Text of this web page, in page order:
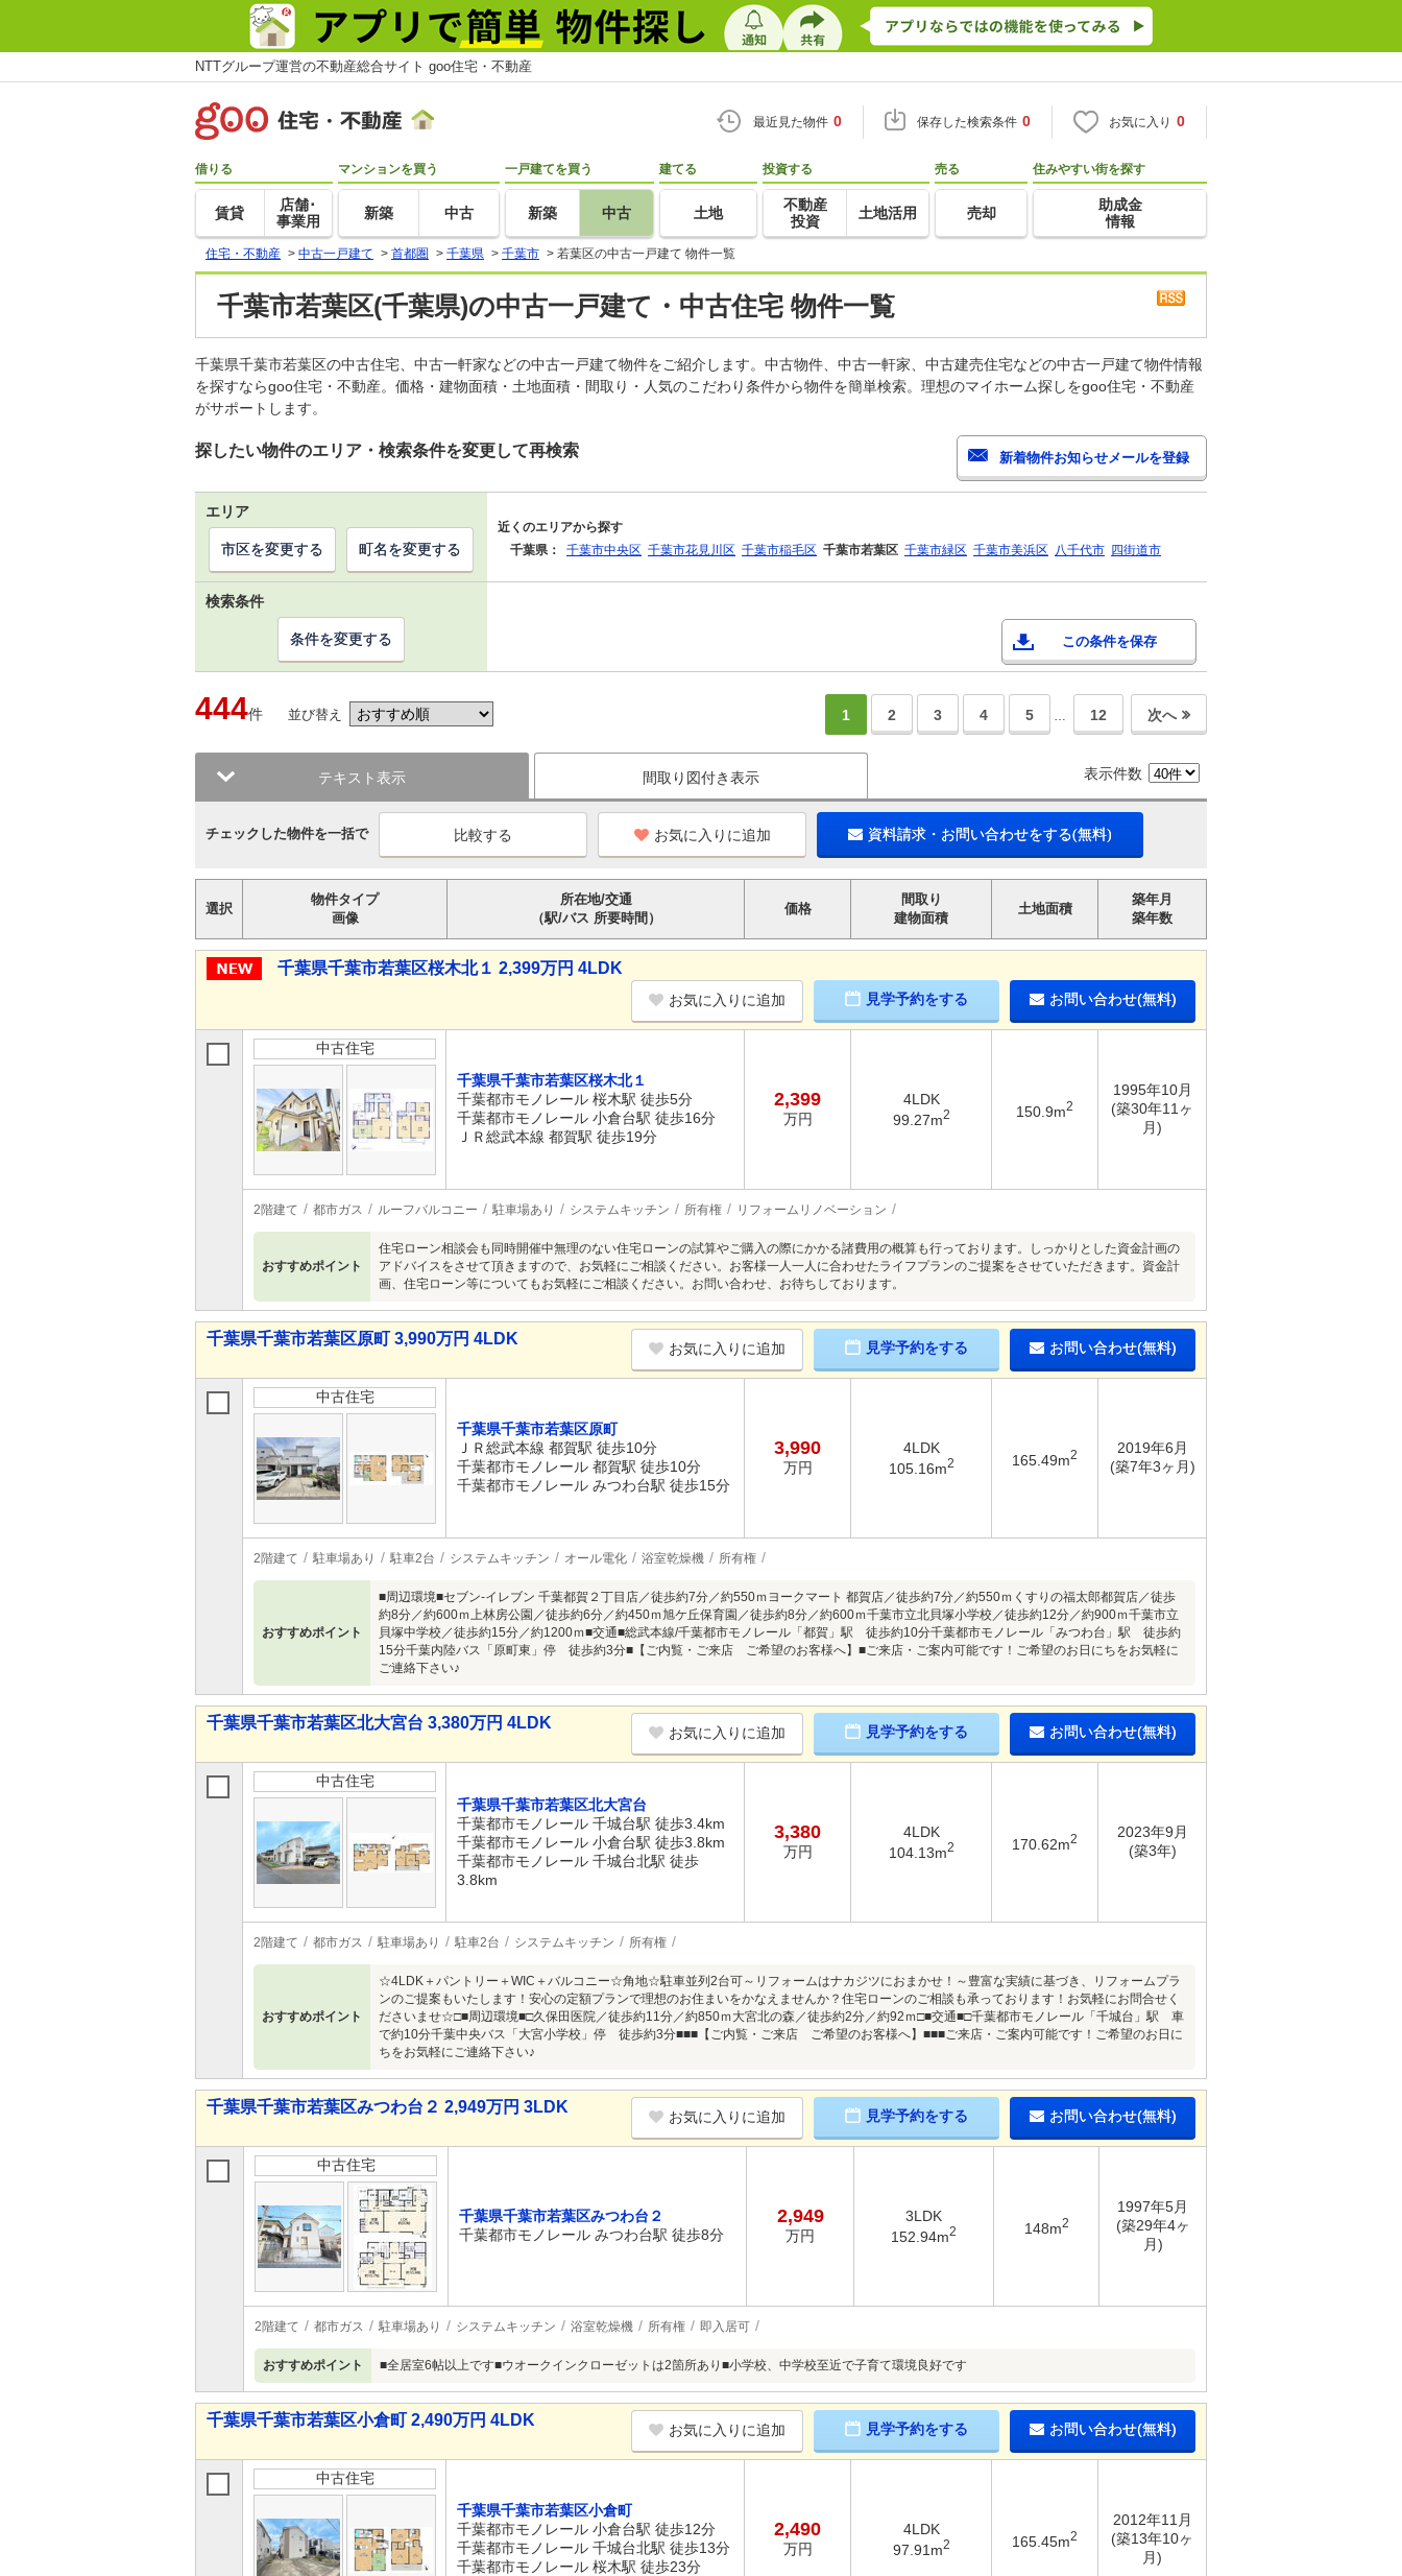
NTTグループ運営の不動産総合サイト goo住宅・不動産
最近見た物件 0 保存した検索条件 0 お気に入り 0
借りる
賃貸
店舗･
事業用
マンションを買う
新築 中古
一戸建てを買う
新築 中古
建てる
土地
投資する
不動産
投資
土地活用
売る
売却
住みやすい街を探す
助成金
情報
住宅・不動産 > 中古一戸建て > 首都圏 > 千葉県 > 千葉市 > 若葉区の中古一戸建て 物件一覧
千葉市若葉区(千葉県)の中古一戸建て・中古住宅 物件一覧
千葉県千葉市若葉区の中古住宅、中古一軒家などの中古一戸建て物件をご紹介します。中古物件、中古一軒家、中古建売住宅などの中古一戸建て物件情報
を探すならgoo住宅・不動産。価格・建物面積・土地面積・間取り・人気のこだわり条件から物件を簡単検索。理想のマイホーム探しをgoo住宅・不動産
がサポートします。
探したい物件のエリア・検索条件を変更して再検索
エリア
近くのエリアから探す
千葉県：
千葉市中央区 千葉市花見川区 千葉市稲毛区 千葉市若葉区 千葉市緑区 千葉市美浜区 八千代市 四街道市
市区を変更する 町名を変更する
検索条件
この条件を保存
条件を変更する
444件 並び替え 1 2 3 4 5 … 12 次へ
テキスト表示 間取り図付き表示 表示件数
チェックした物件を一括で お気に入りに追加 資料請求・お問い合わせをする(無料)
選択
物件タイプ
画像
所在地/交通
（駅/バス 所要時間）
価格
間取り
建物面積
土地面積
築年月
築年数
千葉県千葉市若葉区桜木北１ 2,399万円 4LDK
お気に入りに追加 見学予約をする お問い合わせ(無料)
中古住宅
千葉県千葉市若葉区桜木北１
千葉都市モノレール 桜木駅 徒歩5分
千葉都市モノレール 小倉台駅 徒歩16分
ＪＲ総武本線 都賀駅 徒歩19分
2,399
万円
4LDK
99.27m2 150.9m2
1995年10月
(築30年11ヶ
月)
2階建て 都市ガス ルーフバルコニー 駐車場あり システムキッチン 所有権 リフォームリノベーション
おすすめポイント
住宅ローン相談会も同時開催中無理のない住宅ローンの試算やご購入の際にかかる諸費用の概算も行っております。しっかりとした資金計画の
アドバイスをさせて頂きますので、お気軽にご相談ください。お客様一人一人に合わせたライフプランのご提案をさせていただきます。資金計
画、住宅ローン等についてもお気軽にご相談ください。お問い合わせ、お待ちしております。
千葉県千葉市若葉区原町 3,990万円 4LDK
お気に入りに追加 見学予約をする お問い合わせ(無料)
中古住宅
千葉県千葉市若葉区原町
ＪＲ総武本線 都賀駅 徒歩10分
千葉都市モノレール 都賀駅 徒歩10分
千葉都市モノレール みつわ台駅 徒歩15分
3,990
万円
4LDK
105.16m2 165.49m2
2019年6月
(築7年3ヶ月)
2階建て 駐車場あり 駐車2台 システムキッチン オール電化 浴室乾燥機 所有権
おすすめポイント
■周辺環境■セブン-イレブン 千葉都賀２丁目店／徒歩約7分／約550ｍヨークマート 都賀店／徒歩約7分／約550ｍくすりの福太郎都賀店／徒歩
約8分／約600ｍ上林房公園／徒歩約6分／約450ｍ旭ケ丘保育園／徒歩約8分／約600ｍ千葉市立北貝塚小学校／徒歩約12分／約900ｍ千葉市立
貝塚中学校／徒歩約15分／約1200ｍ■交通■総武本線/千葉都市モノレール「都賀」駅 徒歩約10分千葉都市モノレール「みつわ台」駅 徒歩約
15分千葉内陸バス「原町東」停 徒歩約3分■【ご内覧・ご来店 ご希望のお客様へ】■ご来店・ご案内可能です！ご希望のお日にちをお気軽に
ご連絡下さい♪
千葉県千葉市若葉区北大宮台 3,380万円 4LDK
お気に入りに追加 見学予約をする お問い合わせ(無料)
中古住宅
千葉県千葉市若葉区北大宮台
千葉都市モノレール 千城台駅 徒歩3.4km
千葉都市モノレール 小倉台駅 徒歩3.8km
千葉都市モノレール 千城台北駅 徒歩
3.8km
3,380
万円
4LDK
104.13m2 170.62m2
2023年9月
(築3年)
2階建て 都市ガス 駐車場あり 駐車2台 システムキッチン 所有権
おすすめポイント
☆4LDK＋パントリー＋WIC＋バルコニー☆角地☆駐車並列2台可～リフォームはナカジツにおまかせ！～豊富な実績に基づき、リフォームプラ
ンのご提案もいたします！安心の定額プランで理想のお住まいをかなえませんか？住宅ローンのご相談も承っております！お気軽にお問合せく
ださいませ☆□■周辺環境■□久保田医院／徒歩約11分／約850ｍ大宮北の森／徒歩約2分／約92ｍ□■交通■□千葉都市モノレール「千城台」駅 車
で約10分千葉中央バス「大宮小学校」停 徒歩約3分■■■【ご内覧・ご来店 ご希望のお客様へ】■■■ご来店・ご案内可能です！ご希望のお日に
ちをお気軽にご連絡下さい♪
千葉県千葉市若葉区みつわ台２ 2,949万円 3LDK
お気に入りに追加 見学予約をする お問い合わせ(無料)
中古住宅
千葉県千葉市若葉区みつわ台２
千葉都市モノレール みつわ台駅 徒歩8分
2,949
万円
3LDK
152.94m2 148m2
1997年5月
(築29年4ヶ
月)
2階建て 都市ガス 駐車場あり システムキッチン 浴室乾燥機 所有権 即入居可
おすすめポイント ■全居室6帖以上です■ウオークインクローゼットは2箇所あり■小学校、中学校至近で子育て環境良好です
千葉県千葉市若葉区小倉町 2,490万円 4LDK
お気に入りに追加 見学予約をする お問い合わせ(無料)
中古住宅
千葉県千葉市若葉区小倉町
千葉都市モノレール 小倉台駅 徒歩12分
千葉都市モノレール 千城台北駅 徒歩13分
千葉都市モノレール 桜木駅 徒歩23分
2,490
万円
4LDK
97.91m2 165.45m2
2012年11月
(築13年10ヶ
月)